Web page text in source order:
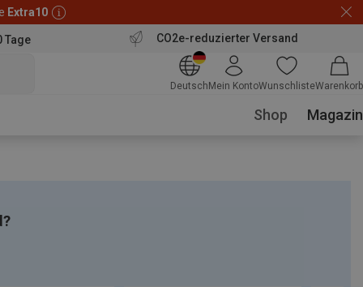
Extra10
Tage CO2e-reduzierter Versand
Deutsch Mein KontoWunschlisteWarenkorb
Shop Magazin